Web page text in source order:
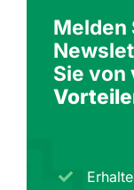
Melden
Sie von